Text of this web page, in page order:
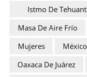
Istmo De
Masa De Aire Frío
Mujeres
México
Oaxaca De Juárez